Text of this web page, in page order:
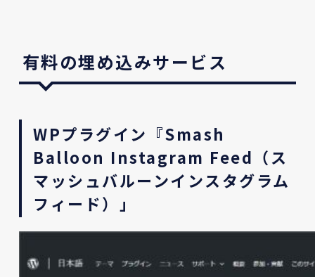
有料の埋め込みサービス
WPプラグイン『Smash
Balloon Instagram Feed（ス
マッシュバルーンインスタグラム
フィード）」